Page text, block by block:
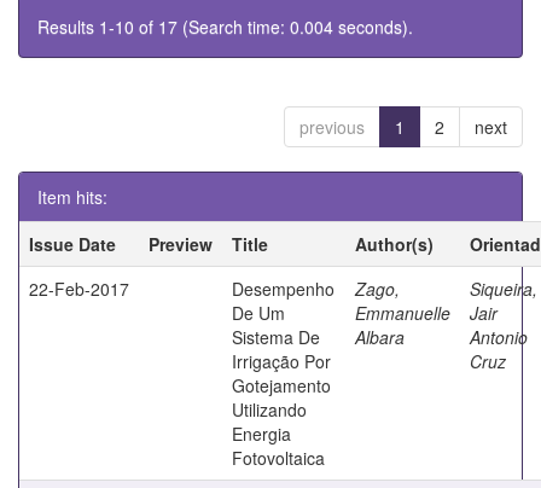
Results 1-10 of 17 (Search time: 0.004 seconds).
previous 1 2 next
Item hits:
Issue Date
Preview Title Author(s)
22-Feb-2017
Desempenho
De Um
Sistema De
Irrigação Por
Gotejamento
Utilizando
Energia
Fotovoltaica
Zago,
Emmanuelle
Albara
Siqueira,
Jair
Antonio
Cruz